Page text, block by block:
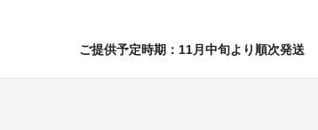
ご提供予定時期：11月中旬より順次発送